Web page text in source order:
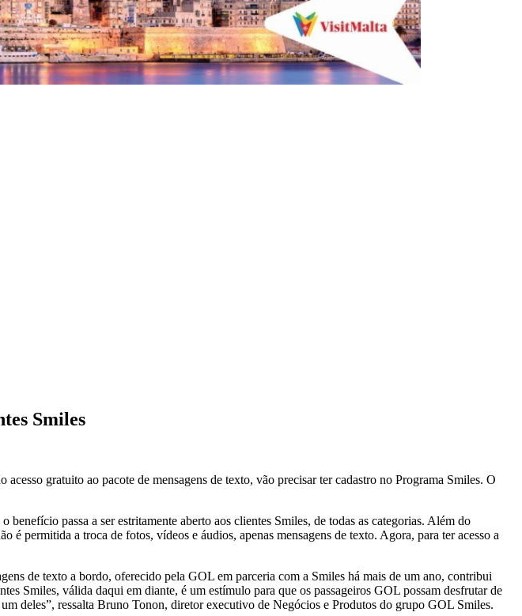
Smiles
gratuito ao pacote de mensagens de texto, vão precisar ter cadastro no Programa Smiles. O
passa a ser estritamente aberto aos clientes Smiles, de todas as categorias. Além do
permitida a troca de fotos, vídeos e áudios, apenas mensagens de texto. Agora, para ter acesso a
de texto a bordo, oferecido pela GOL em parceria com a Smiles há mais de um ano, contribui
Smiles, válida daqui em diante, é um estímulo para que os passageiros GOL possam desfrutar de
deles”, ressalta Bruno Tonon, diretor executivo de Negócios e Produtos do grupo GOL Smiles.